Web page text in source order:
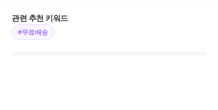
관련 추천 키워드
#무료배송